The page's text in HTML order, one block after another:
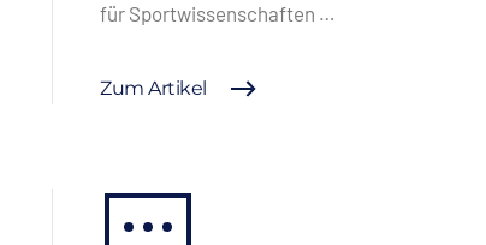
für Sportwissenschaften …
Zum Artikel